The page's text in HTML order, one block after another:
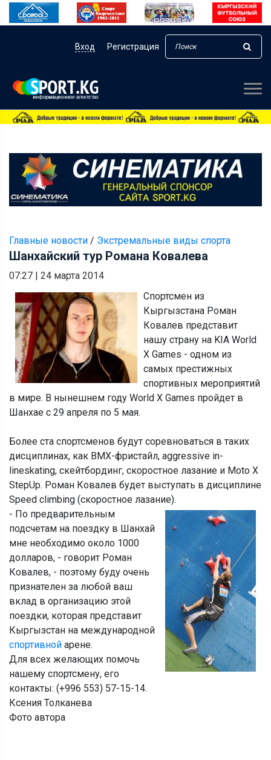
Вход Регистрация
Главные новости / Экстремальные виды спорта
Шанхайский тур Романа Ковалева
07:27 | 24 марта 2014
Спортсмен из
Кыргызстана Роман
Ковалев представит
нашу страну на KIA World
X Games - одном из
самых престижных
спортивных мероприятий
в мире. В нынешнем году World X Games пройдет в
Шанхае с 29 апреля по 5 мая.
Более ста спортсменов будут соревноваться в таких
дисциплинах, как BMX-фристайл, aggressive in-
lineskating, скейтбординг, скоростное лазание и Moto X
StepUp. Роман Ковалев будет выступать в дисциплине
Speed climbing (скоростное лазание).
- По предварительным
подсчетам на поездку в Шанхай
мне необходимо около 1000
долларов, - говорит Роман
Ковалев, - поэтому буду очень
признателен за любой ваш
вклад в организацию этой
поездки, которая представит
Кыргызстан на международной
спортивной арене.
Для всех желающих помочь
нашему спортсмену, его
контакты: (+996 553) 57-15-14.
Ксения Толканева
Фото автора